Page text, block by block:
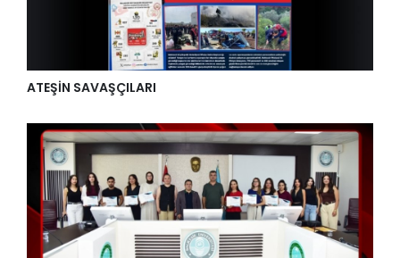
ATEŞİN SAVAŞÇILARI